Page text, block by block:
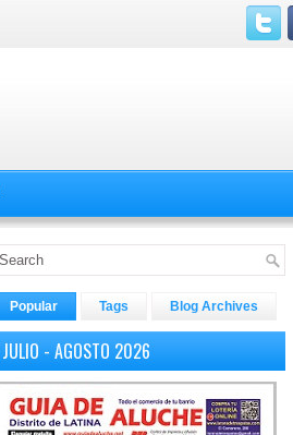
Popular Tags Blog Archives
JULIO - AGOSTO 2026